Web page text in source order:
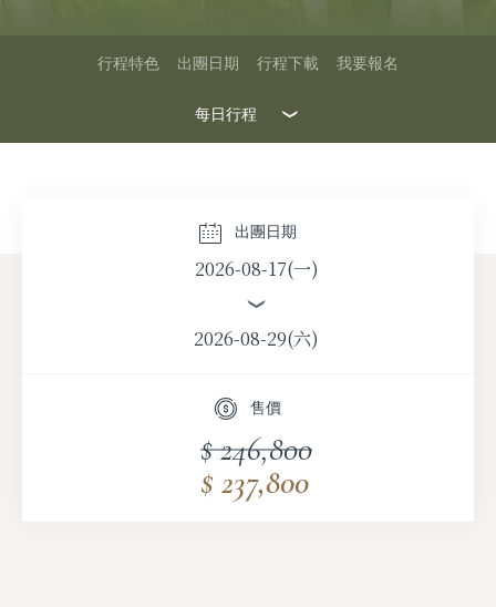
行程特色 出團日期 行程下載 我要報名
每日行程
出團日期
2026-08-17(一)
2026-08-29(六)
售價
$ 246,800
$ 237,800